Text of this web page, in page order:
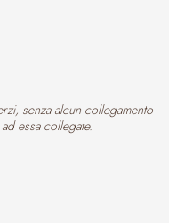
senza alcun collegamento
essa collegate.